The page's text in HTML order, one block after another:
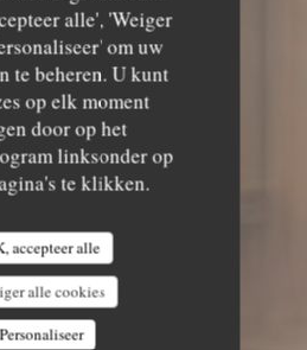
alle', 'Weiger
om uw
te beheren. U kunt
op elk moment
door op het
linksonder op
te klikken.
accepteer alle
alle cookies
Personaliseer